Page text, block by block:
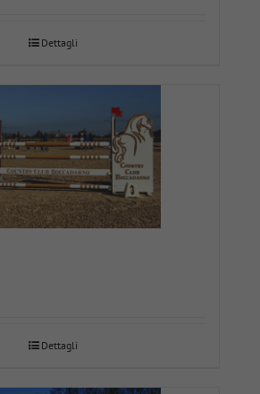
Dettagli
Dettagli